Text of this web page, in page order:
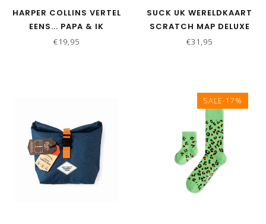
HARPER COLLINS VERTEL
EENS... PAPA & IK
€19,95
SUCK UK WERELDKAART
SCRATCH MAP DELUXE
€31,95
SALE-17%